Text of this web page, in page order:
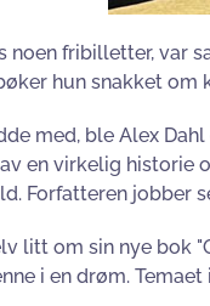
noen fribilletter, var
hun snakket om
med, ble Alex
en virkelig historie
Forfatteren jobber
litt om sin nye bok
i en drøm.